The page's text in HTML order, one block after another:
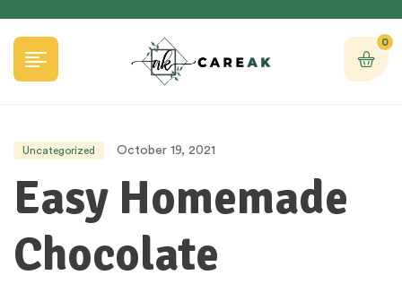
0
Uncategorized October 19, 2021
Easy Homemade
Chocolate